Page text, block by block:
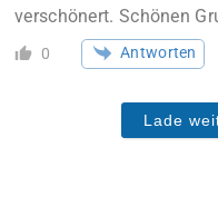
verschönert. Schönen
0 Antworten
Lade